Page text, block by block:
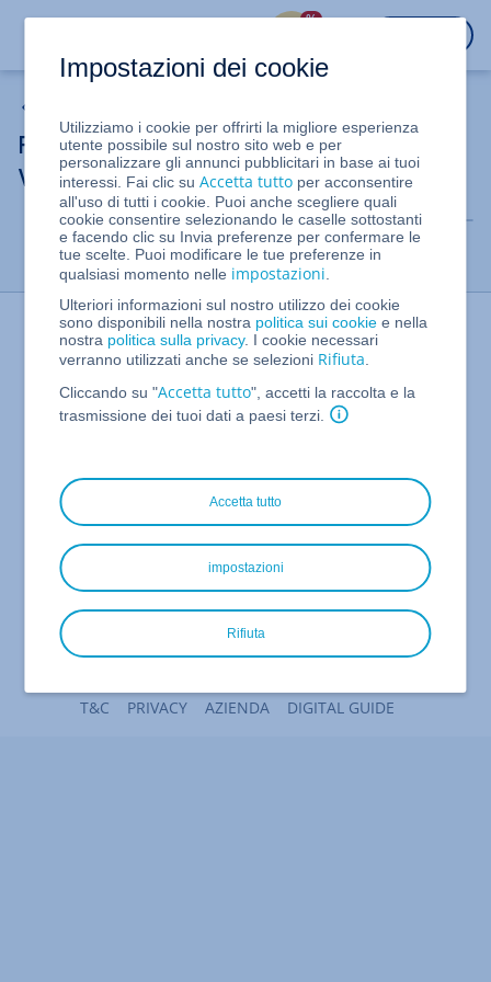
%
Rimuovere indirizzi IPv6 pubblici da un
VPS
Stampa pagina
IONOS SE• 2026
T&C PRIVACY AZIENDA DIGITAL GUIDE
Impostazioni dei cookie
Utilizziamo i cookie per offrirti la migliore esperienza
utente possibile sul nostro sito web e per
personalizzare gli annunci pubblicitari in base ai tuoi
interessi. Fai clic suAccetta tutto per acconsentire
all'uso di tutti i cookie. Puoi anche scegliere quali
cookie consentire selezionando le caselle sottostanti
e facendo clic su Invia preferenze per confermare le
tue scelte. Puoi modificare le tue preferenze in
qualsiasi momento nelle impostazioni
Ulteriori informazioni sul nostro utilizzo dei cookie
sono disponibili nella nostra politica sui cookie e nella
nostra politica sulla privacy. I cookie necessari
verranno utilizzati anche se selezioni Rifiuta
Cliccando su "Accetta tutto", accetti la raccolta e la
trasmissione dei tuoi dati a paesi terzi.
Accetta tutto
Rifiuta
impostazioni